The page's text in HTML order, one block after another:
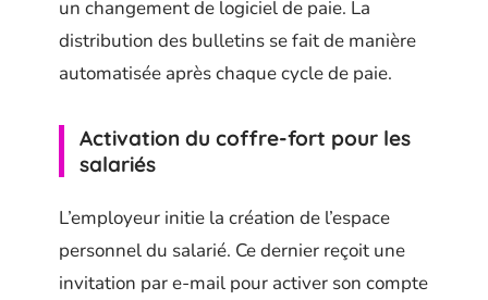
un changement de logiciel de paie. La
distribution des bulletins se fait de manière
automatisée après chaque cycle de paie.
Activation du coffre-fort pour les
salariés
L’employeur initie la création de l’espace
personnel du salarié. Ce dernier reçoit une
invitation par e-mail pour activer son compte